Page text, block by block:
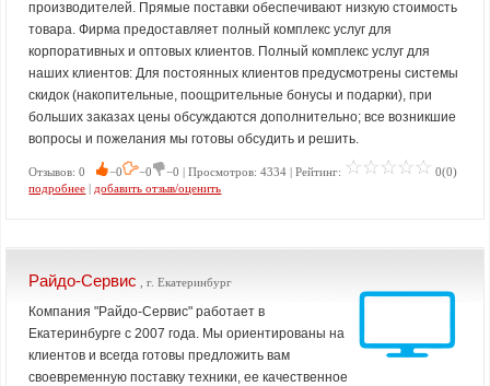
производителей. Прямые поставки обеспечивают низкую стоимость
товара. Фирма предоставляет полный комплекс услуг для
корпоративных и оптовых клиентов. Полный комплекс услуг для
наших клиентов: Для постоянных клиентов предусмотрены системы
скидок (накопительные, поощрительные бонусы и подарки), при
больших заказах цены обсуждаются дополнительно; все возникшие
вопросы и пожелания мы готовы обсудить и решить.
Отзывов: 0 −0 −0 −0 | Просмотров: 4334 | Рейтинг:
0(0)
подробнее | добавить отзыв/оценить
Райдо-Сервис , г. Екатеринбург
Компания "Райдо-Сервис" работает в
Екатеринбурге с 2007 года. Мы ориентированы на
клиентов и всегда готовы предложить вам
своевременную поставку техники, ее качественное